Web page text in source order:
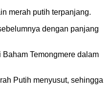
merah putih terpanjang.
dengan panjang
Temongmere dalam
Putih menyusut, sehingga